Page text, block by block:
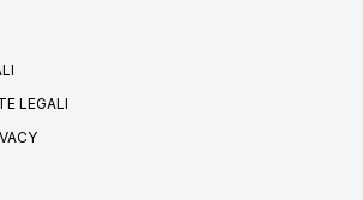
LEGALI